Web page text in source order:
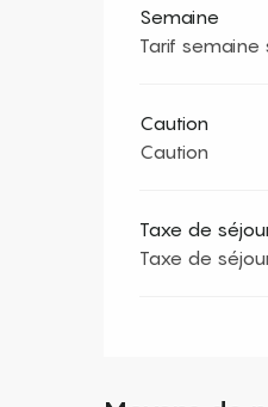
Semaine
Tarif
Caution
Caution
Taxe de
Taxe de